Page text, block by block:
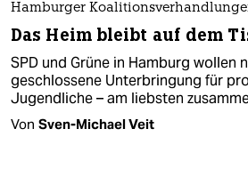
Hamburger
Das Heim bleibt auf dem
SPD und Grüne in Hamburg wollen
geschlossene Unterbringung für
Jugendliche – am liebsten
Von Sven-Michael Veit